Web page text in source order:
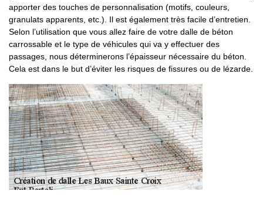
apporter des touches de personnalisation (motifs, couleurs,
granulats apparents, etc.). Il est également très facile d’entretien.
Selon l’utilisation que vous allez faire de votre dalle de béton
carrossable et le type de véhicules qui va y effectuer des
passages, nous déterminerons l’épaisseur nécessaire du béton.
Cela est dans le but d’éviter les risques de fissures ou de lézarde.